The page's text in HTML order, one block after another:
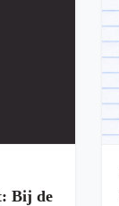
Bij de